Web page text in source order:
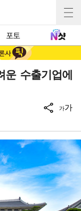
포토
운 수출기업에
가가